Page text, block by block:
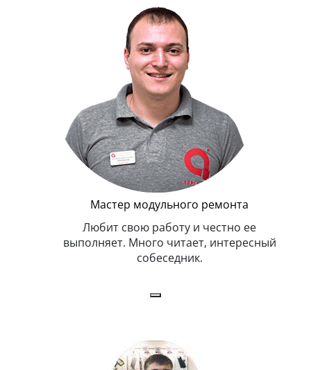
Мастер модульного ремонта
свою работу и честно ее
Много читает, интересный